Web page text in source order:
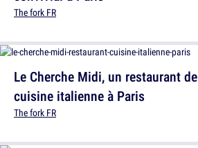
Le Cherche Midi, un restaurant de
cuisine italienne à Paris
The fork FR
The fork FR